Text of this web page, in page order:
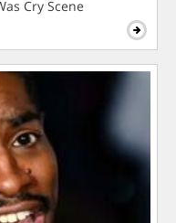
Cry Scene